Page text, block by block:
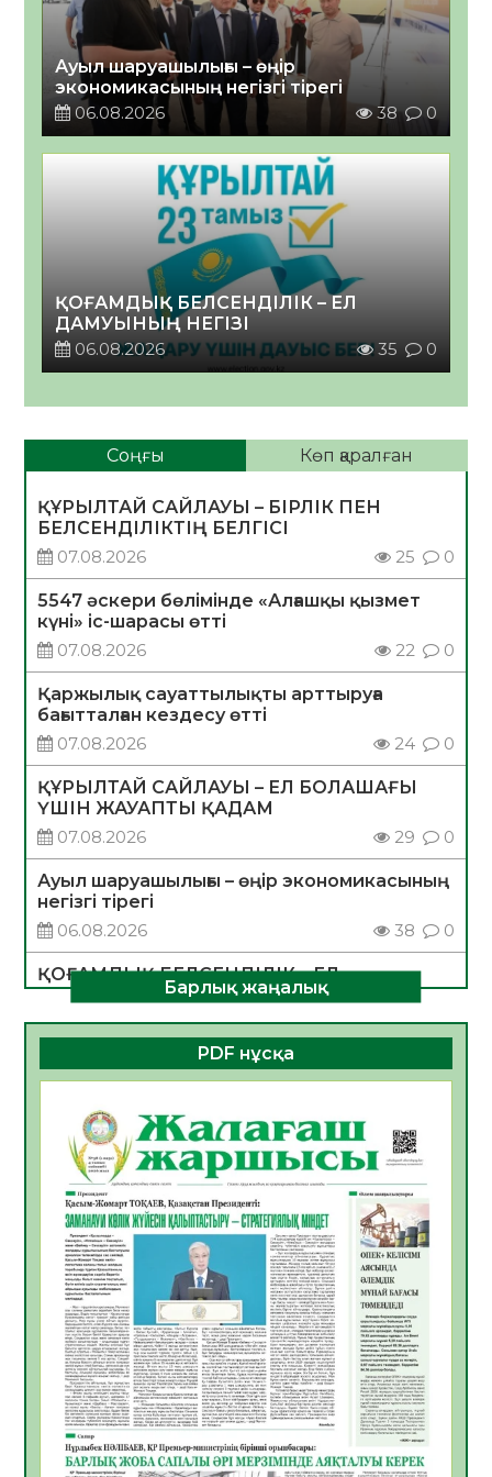
Ауыл шаруашылығы – өңір
экономикасының негізгі тірегі
06.08.2026
38 0
ҚОҒАМДЫҚ БЕЛСЕНДІЛІК – ЕЛ
ДАМУЫНЫҢ НЕГІЗІ
06.08.2026
35 0
Соңғы Көп қаралған
ҚҰРЫЛТАЙ САЙЛАУЫ – БІРЛІК ПЕН
БЕЛСЕНДІЛІКТІҢ БЕЛГІСІ
07.08.2026
25 0
5547 әскери бөлімінде «Алғашқы қызмет
күні» іс-шарасы өтті
07.08.2026
22 0
Қаржылық сауаттылықты арттыруға
бағытталған кездесу өтті
07.08.2026
24 0
ҚҰРЫЛТАЙ САЙЛАУЫ – ЕЛ БОЛАШАҒЫ
ҮШІН ЖАУАПТЫ ҚАДАМ
07.08.2026
29 0
Ауыл шаруашылығы – өңір экономикасының
негізгі тірегі
06.08.2026
38 0
ҚОҒАМДЫҚ БЕЛСЕНДІЛІК – ЕЛ
ДАМУЫНЫҢ НЕГІЗІ
06.08.2026
35 0
ҚҰРЫЛТАЙ САЙЛАУЫ – БОЛАШАҚҚА
БАСТАР ЖАУАПТЫ ТАҢДАУ
06.08.2026
Инфекциялық ауруларға қарсы иммундау
жұмыстарының тиімділігі
06.08.2026
39
Көкжөтел ауруы туралы
06.08.2026
35
АПВ вакцинасы туралы мәлімет
06.08.2026
35
Open Air: Қызылорда облысы полиция
департаменті 20 мыңнан астам
көрерменнің қауіпсіздігін қамтамасыз етті
06.08.2026
47
Барлық жаңалық
PDF нұсқа